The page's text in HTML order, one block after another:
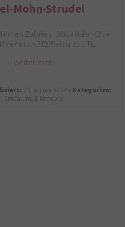
Mohn-Strudel
Zutaten: 300 g Hafer-Chai-
3 EL Reissirup 1 TL…
weiterlesen
23. Januar 2024 •Kategorien:
Ernährung & Rezepte